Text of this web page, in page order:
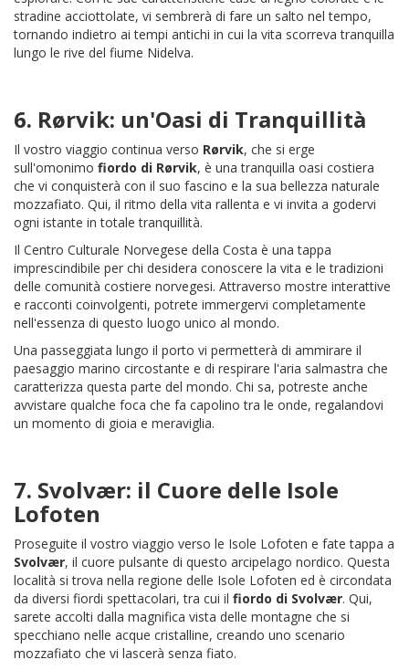
stradine acciottolate, vi sembrerà di fare un salto nel tempo,
tornando indietro ai tempi antichi in cui la vita scorreva tranquilla
lungo le rive del fiume Nidelva.
6. Rørvik: un'Oasi di Tranquillità
Il vostro viaggio continua verso Rørvik, che si erge
sull'omonimo fiordo di Rørvik, è una tranquilla oasi costiera
che vi conquisterà con il suo fascino e la sua bellezza naturale
mozzafiato. Qui, il ritmo della vita rallenta e vi invita a godervi
ogni istante in totale tranquillità.
Il Centro Culturale Norvegese della Costa è una tappa
imprescindibile per chi desidera conoscere la vita e le tradizioni
delle comunità costiere norvegesi. Attraverso mostre interattive
e racconti coinvolgenti, potrete immergervi completamente
nell'essenza di questo luogo unico al mondo.
Una passeggiata lungo il porto vi permetterà di ammirare il
paesaggio marino circostante e di respirare l'aria salmastra che
caratterizza questa parte del mondo. Chi sa, potreste anche
avvistare qualche foca che fa capolino tra le onde, regalandovi
un momento di gioia e meraviglia.
7. Svolvær: il Cuore delle Isole
Lofoten
Proseguite il vostro viaggio verso le Isole Lofoten e fate tappa a
Svolvær, il cuore pulsante di questo arcipelago nordico. Questa
località si trova nella regione delle Isole Lofoten ed è circondata
da diversi fiordi spettacolari, tra cui il fiordo di Svolvær. Qui,
sarete accolti dalla magnifica vista delle montagne che si
specchiano nelle acque cristalline, creando uno scenario
mozzafiato che vi lascerà senza fiato.